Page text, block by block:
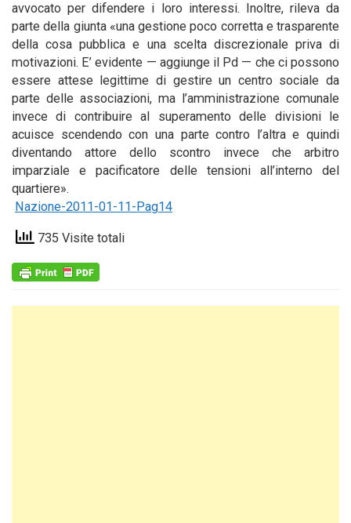
avvocato per difendere i loro interessi. Inoltre, rileva da
parte della giunta «una gestione poco corretta e trasparente
della cosa pubblica e una scelta discrezionale priva di
motivazioni. E’ evidente — aggiunge il Pd — che ci possono
essere attese legittime di gestire un centro sociale da
parte delle associazioni, ma l’amministrazione comunale
invece di contribuire al superamento delle divisioni le
acuisce scendendo con una parte contro l’altra e quindi
diventando attore dello scontro invece che arbitro
imparziale e pacificatore delle tensioni all’interno del
quartiere».
Nazione-2011-01-11-Pag14
735 Visite totali